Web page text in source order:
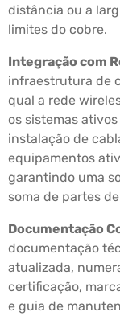
distância ou a
limites do cobre.
Integração com
infraestrutura de
qual a rede
os sistemas
instalação de
equipamentos
garantindo uma
soma de partes
Documentação
documentação
atualizada,
certificação,
e guia de